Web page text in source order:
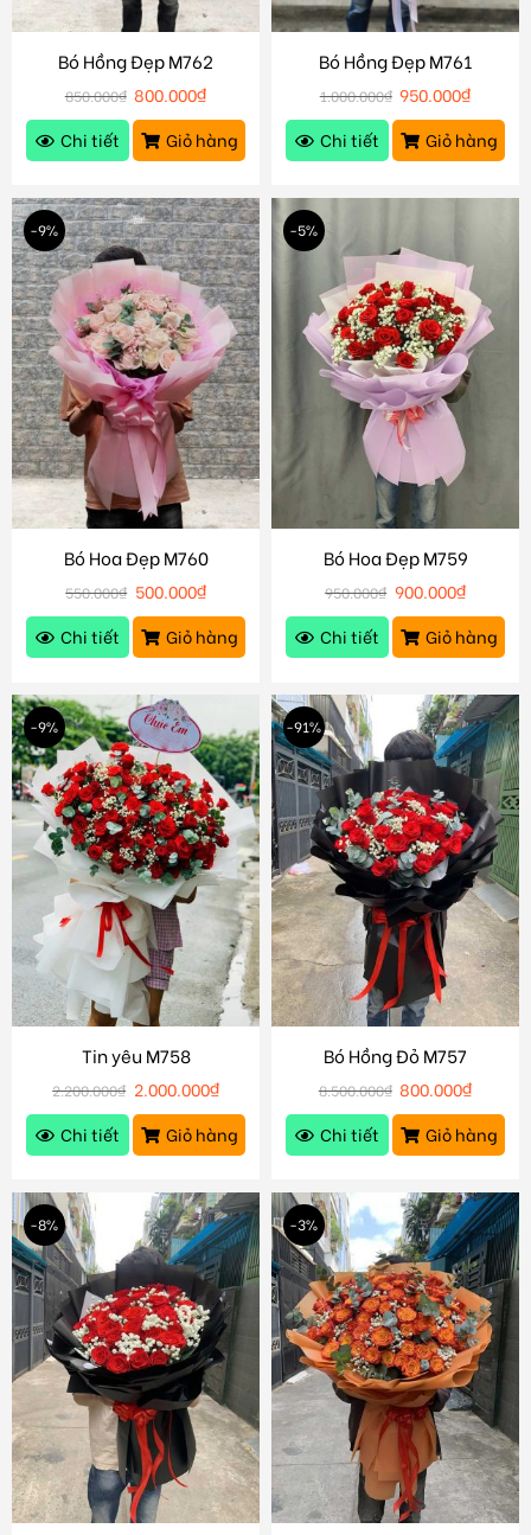
Bó Hồng Đẹp M762
850.000₫ 800.000₫
Chi tiết
Giỏ hàng
Bó Hồng Đẹp M761
1.000.000₫ 950.000₫
Chi tiết
Giỏ hàng
-9%
Bó Hoa Đẹp M760
550.000₫ 500.000₫
Chi tiết
Giỏ hàng
-5%
Bó Hoa Đẹp M759
950.000₫ 900.000₫
Chi tiết
Giỏ hàng
-9%
Tin yêu M758
2.200.000₫ 2.000.000₫
Chi tiết
Giỏ hàng
-91%
Bó Hồng Đỏ M757
8.500.000₫ 800.000₫
Chi tiết
Giỏ hàng
-8% -3%